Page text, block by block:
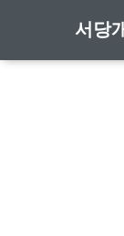
서당